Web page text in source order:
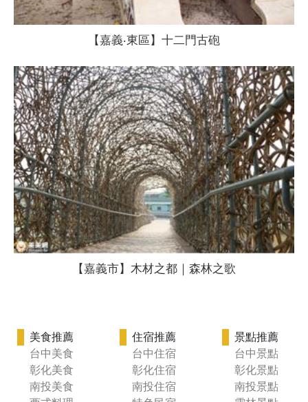
【嘉義‧東區】十二門古砲
【嘉義市】木材之都｜森林之歌
美食推薦
台中美食
彰化美食
南投美食
住宿推薦
台中住宿
彰化住宿
南投住宿
景點推薦
台中景點
彰化景點
南投景點